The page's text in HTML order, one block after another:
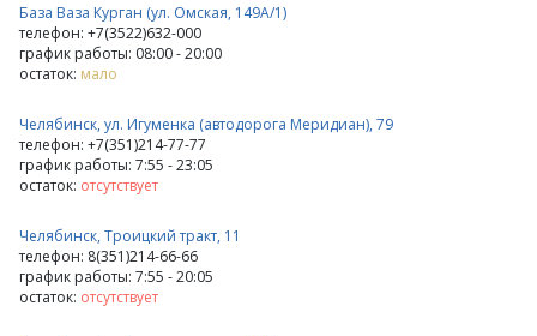
База Ваза Курган (ул. Омская, 149А/1)
телефон: +7(3522)632-000
график работы: 08:00 - 20:00
остаток: мало
Челябинск, ул. Игуменка (автодорога Меридиан), 79
телефон: +7(351)214-77-77
график работы: 7:55 - 23:05
остаток: отсутствует
Челябинск, Троицкий тракт, 11
телефон: 8(351)214-66-66
график работы: 7:55 - 20:05
остаток: отсутствует